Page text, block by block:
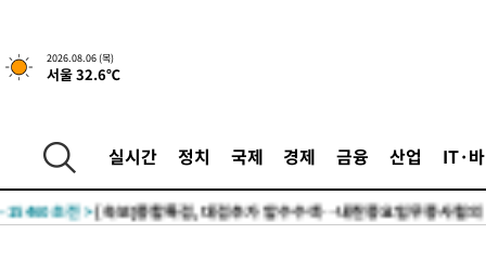
2026.08.06 (목)
서울 32.6℃
실시간 정치 국제 경제 금융 산업 IT·
-16610초 전 >'낮 최고 39도' 불볕더위…한밤 열대야도 계속[내일날씨]
-16569초 전 >[속보]7~9일 프로야구 3연전도 폭염 취소…11일 재개
-16058초 전 >
'월드컵 탈락 후폭풍' 축구협회…초유의 압수수색에 '충격·당
-15898초 전 >
-15460초 전 >[속보]종합특검, 대검 추가 압수수색…내란 중요임무종사 혐의